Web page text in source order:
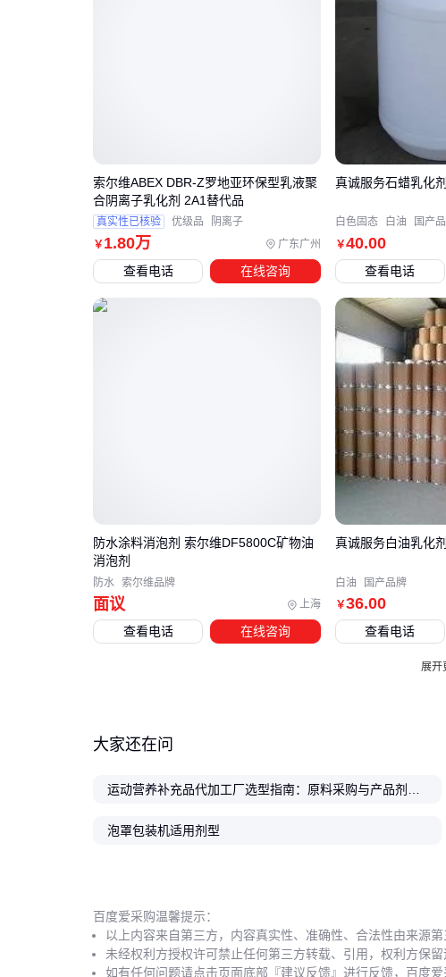
工
特殊
分腐
决问
没
衡
四
买完
辅
药
会
多
软
最容
五
微
温
￥1.80万 广东广州
索尔维ABEX DBR-Z罗地亚环保型乳液聚
合阴离子乳化剂 2A1替代品
真实性已核验 优级品 阴离子
查看电话 在线咨询
￥40.00
真诚服务石蜡乳化
白色固态 白油 国产
查看电话
面议 上海
防水涂料消泡剂 索尔维DF5800C矿物油
消泡剂
防水 索尔维品牌
查看电话 在线咨询
￥36.00
真诚服务白油乳化
白油 国产品牌
查看电话
展开
大家还在问
运动营养补充品代加工厂选型指南：原料采购与产品剂型灵活性评估
泡罩包装机适用剂型
百度爱采购温馨提示：
以上内容来自第三方，内容真实性、准确性、合法性由来源第
未经权利方授权许可禁止任何第三方转载、引用，权利方保留
如有任何问题请点击页面底部『建议反馈』进行反馈，百度爱